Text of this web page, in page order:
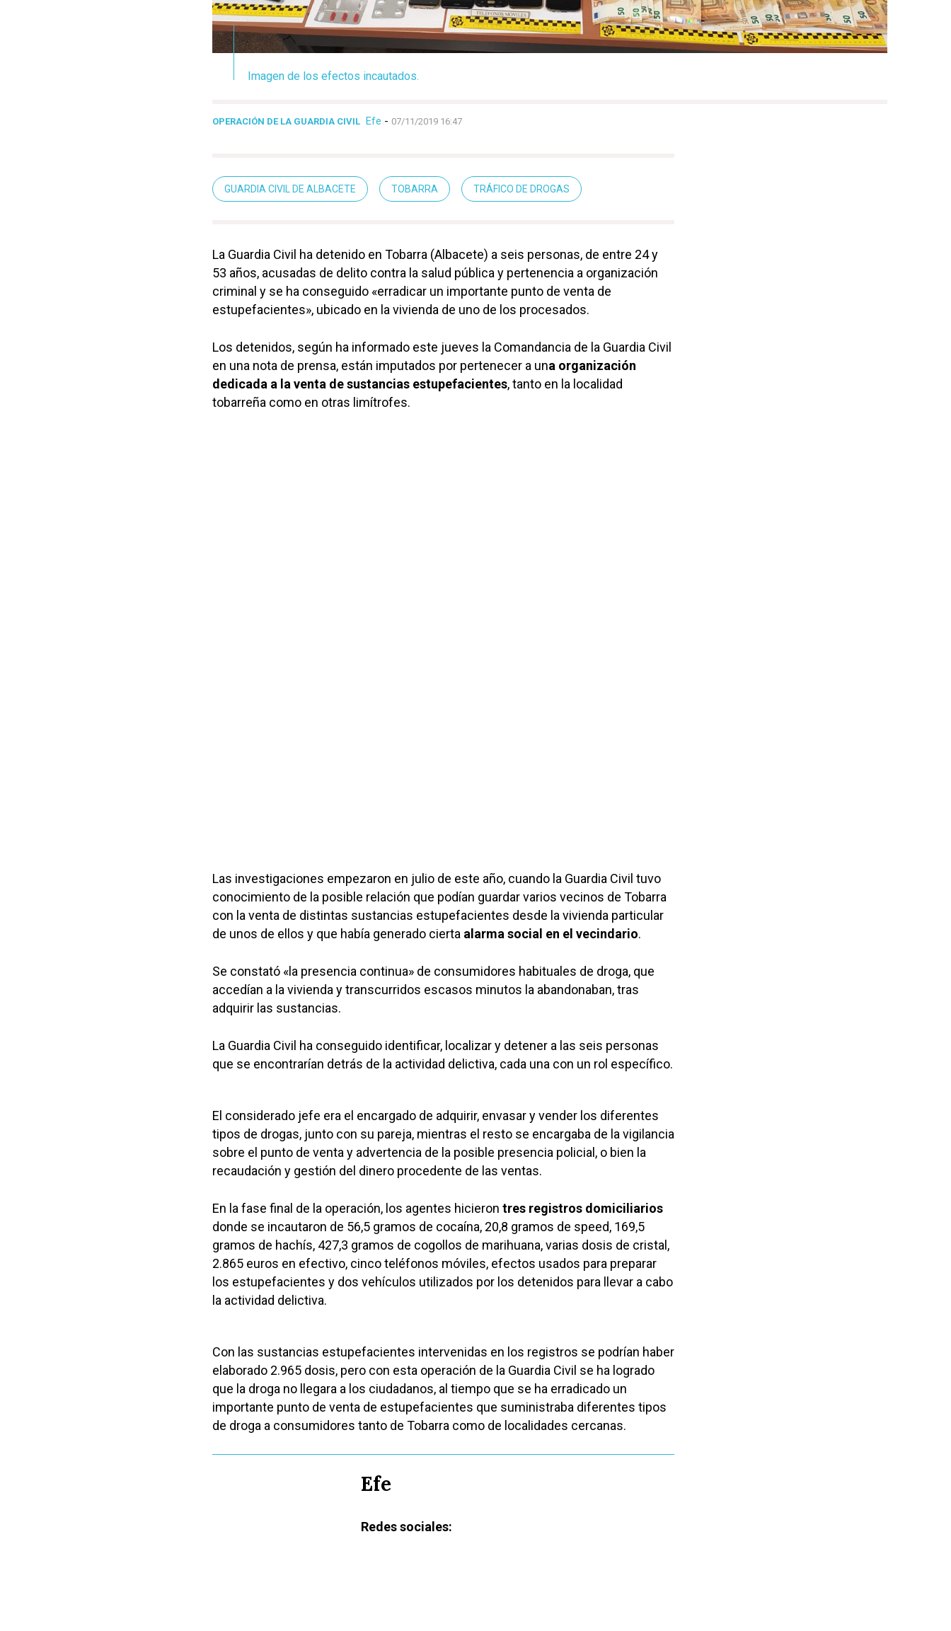
Imagen de los efectos incautados.
OPERACIÓN DE LA GUARDIA CIVIL Efe - 07/11/2019 16:47
GUARDIA CIVIL DE ALBACETE TOBARRA TRÁFICO DE DROGAS
La Guardia Civil ha detenido en Tobarra (Albacete) a seis personas, de entre 24 y
53 años, acusadas de delito contra la salud pública y pertenencia a organización
criminal y se ha conseguido «erradicar un importante punto de venta de
estupefacientes», ubicado en la vivienda de uno de los procesados.
Los detenidos, según ha informado este jueves la Comandancia de la Guardia Civil
en una nota de prensa, están imputados por pertenecer a una organización
dedicada a la venta de sustancias estupefacientes, tanto en la localidad
tobarreña como en otras limítrofes.
Las investigaciones empezaron en julio de este año, cuando la Guardia Civil tuvo
conocimiento de la posible relación que podían guardar varios vecinos de Tobarra
con la venta de distintas sustancias estupefacientes desde la vivienda particular
de unos de ellos y que había generado cierta alarma social en el vecindario.
Se constató «la presencia continua» de consumidores habituales de droga, que
accedían a la vivienda y transcurridos escasos minutos la abandonaban, tras
adquirir las sustancias.
La Guardia Civil ha conseguido identificar, localizar y detener a las seis personas
que se encontrarían detrás de la actividad delictiva, cada una con un rol específico.
El considerado jefe era el encargado de adquirir, envasar y vender los diferentes
tipos de drogas, junto con su pareja, mientras el resto se encargaba de la vigilancia
sobre el punto de venta y advertencia de la posible presencia policial, o bien la
recaudación y gestión del dinero procedente de las ventas.
En la fase final de la operación, los agentes hicieron tres registros domiciliarios
donde se incautaron de 56,5 gramos de cocaína, 20,8 gramos de speed, 169,5
gramos de hachís, 427,3 gramos de cogollos de marihuana, varias dosis de cristal,
2.865 euros en efectivo, cinco teléfonos móviles, efectos usados para preparar
los estupefacientes y dos vehículos utilizados por los detenidos para llevar a cabo
la actividad delictiva.
Con las sustancias estupefacientes intervenidas en los registros se podrían haber
elaborado 2.965 dosis, pero con esta operación de la Guardia Civil se ha logrado
que la droga no llegara a los ciudadanos, al tiempo que se ha erradicado un
importante punto de venta de estupefacientes que suministraba diferentes tipos
de droga a consumidores tanto de Tobarra como de localidades cercanas.
Efe
Redes sociales: